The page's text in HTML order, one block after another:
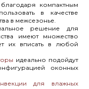
компактным
в качестве
в межсезонье.
решение для
имеют множество
их вписать в любой
идеально подойдут
оконных
для влажных